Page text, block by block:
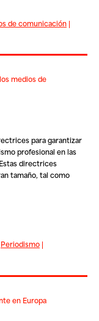
de comunicación|
medios de
para garantizar
profesional en las
directrices
tamaño, tal como
Periodismo|
en Europa